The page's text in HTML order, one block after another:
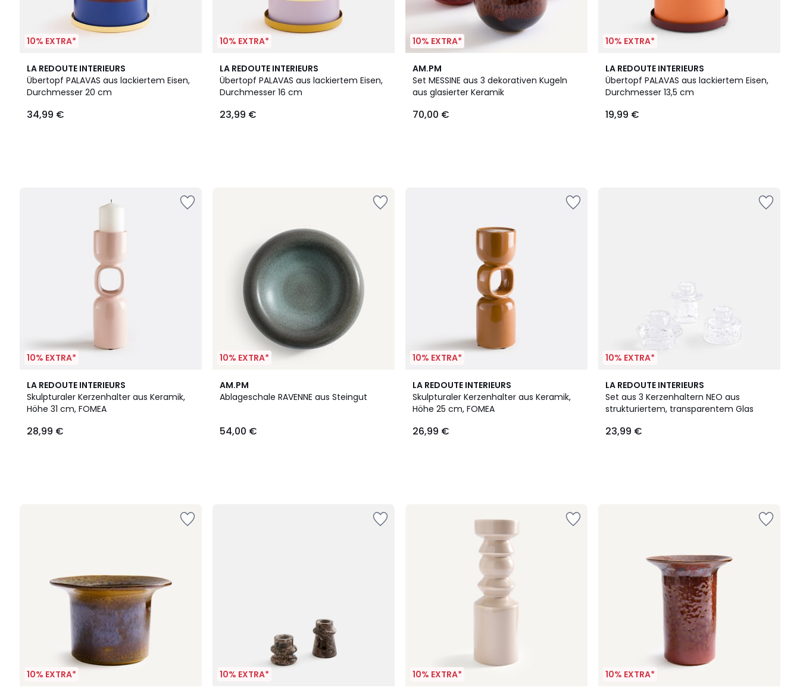
10% EXTRA*
LA REDOUTE INTERIEURS
Übertopf PALAVAS aus lackiertem Eisen,
Durchmesser 20 cm
34,99 €
10% EXTRA*
LA REDOUTE INTERIEURS
Übertopf PALAVAS aus lackiertem Eisen,
Durchmesser 16 cm
23,99 €
10% EXTRA*
AM.PM
Set MESSINE aus 3 dekorativen Kugeln
aus glasierter Keramik
70,00 €
10% EXTRA*
LA REDOUTE INTERIEURS
Übertopf PALAVAS aus lackiertem Eisen,
Durchmesser 13,5 cm
19,99 €
10% EXTRA*
LA REDOUTE INTERIEURS
Skulpturaler Kerzenhalter aus Keramik,
Höhe 31 cm, FOMEA
28,99 €
10% EXTRA*
AM.PM
Ablageschale RAVENNE aus Steingut
54,00 €
10% EXTRA*
LA REDOUTE INTERIEURS
Skulpturaler Kerzenhalter aus Keramik,
Höhe 25 cm, FOMEA
26,99 €
10% EXTRA*
LA REDOUTE INTERIEURS
Set aus 3 Kerzenhaltern NEO aus
strukturiertem, transparentem Glas
23,99 €
10% EXTRA* 10% EXTRA* 10% EXTRA* 10% EXTRA*